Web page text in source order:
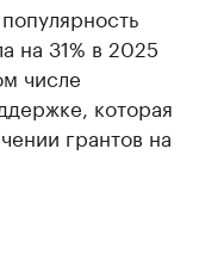
популярность
на 31% в 2025
числе
которая
грантов на